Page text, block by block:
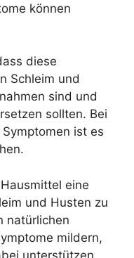
können
diese
Schleim und
sind und
sollten. Bei
ist es
eine
und Husten zu
natürlichen
mildern,
unterstützen,